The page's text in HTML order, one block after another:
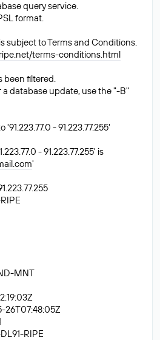
query service.
format.
subject to Terms and Conditions.
terms-conditions.html
been filtered.
a database update, use the "-B"
- 91.223.77.255'
- 91.223.77.255' is
'
MNT
26T07:48:05Z
RIPE